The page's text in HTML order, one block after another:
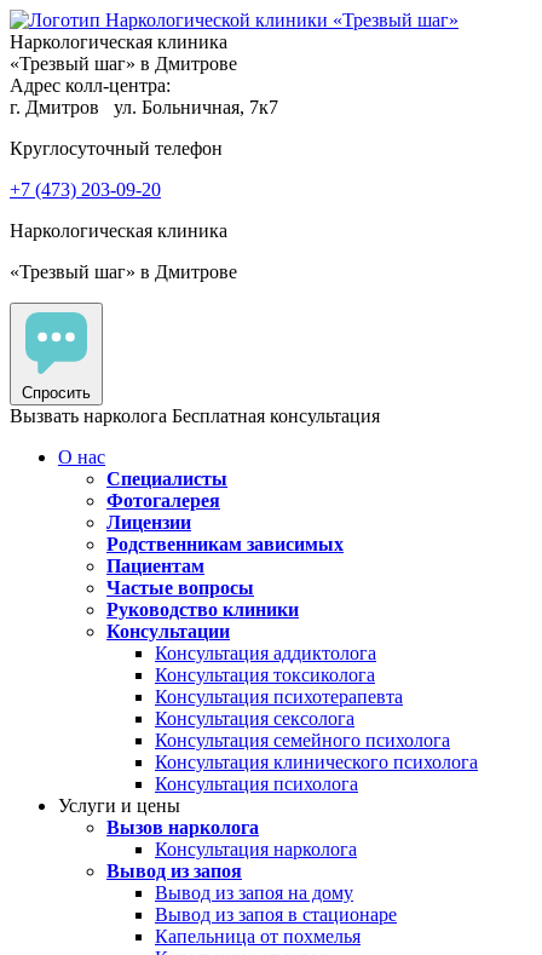
Наркологическая клиника
«Трезвый шаг» в Дмитрове
Адрес колл-центра:
г. Дмитров
ул. Больничная, 7к7
Круглосуточный телефон
+7 (473) 203-09-20
Наркологическая клиника
«Трезвый шаг» в Дмитрове
Спросить
Вызвать нарколога Бесплатная консультация
О нас
Специалисты
Фотогалерея
Лицензии
Родственникам зависимых
Пациентам
Частые вопросы
Руководство клиники
Консультации
Консультация аддиктолога
Консультация токсиколога
Консультация психотерапевта
Консультация сексолога
Консультация семейного психолога
Консультация клинического психолога
Консультация психолога
Услуги и цены
Вызов нарколога
Консультация нарколога
Вывод из запоя
Вывод из запоя на дому
Вывод из запоя в стационаре
Капельница от похмелья